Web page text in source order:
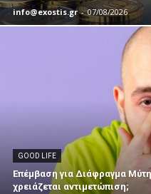
info@exostis.gr - 07/08/2026
GOOD LIFE
Επέμβαση για Διάφραγμα
χρειάζεται αντιμετώπιση;